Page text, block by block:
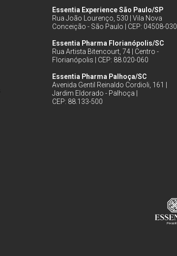
Essentia Experience São Paulo/SP
Rua João Lourenço, 530 | Vila Nova
Conceição - São Paulo | CEP: 04508-030
Essentia Pharma Florianópolis/SC
Rua Artista Bitencourt, 74 | Centro -
Florianópolis | CEP: 88.020-060
Essentia Pharma Palhoça/SC
Avenida Gentil Reinaldo Cordioli, 161 |
Jardim Eldorado - Palhoça |
CEP: 88.133-500